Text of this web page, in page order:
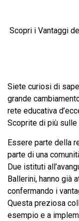
Scopri i Vantaggi
Siete curiosi di
grande
rete educativa
Scoprite di più
Essere parte della
parte di una
Due istituti
Ballerini, hanno già
confermando i
Questa preziosa
esempio e a